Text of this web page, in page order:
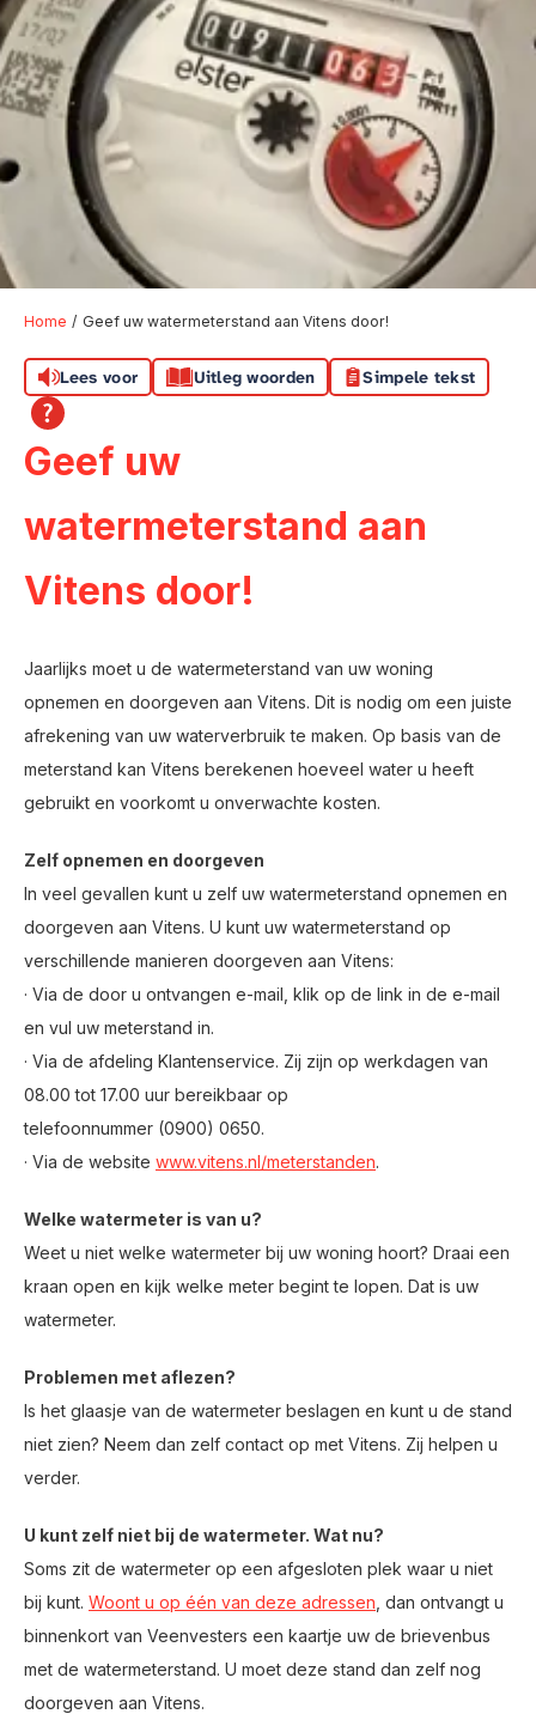
Home Geef uw watermeterstand aan Vitens door!
Lees voor Uitleg woorden Simpele tekst
Geef uw
watermeterstand aan
Vitens door!
Jaarlijks moet u de watermeterstand van uw woning
opnemen en doorgeven aan Vitens. Dit is nodig om een juiste
afrekening van uw waterverbruik te maken. Op basis van de
meterstand kan Vitens berekenen hoeveel water u heeft
gebruikt en voorkomt u onverwachte kosten.
Zelf opnemen en doorgeven
In veel gevallen kunt u zelf uw watermeterstand opnemen en
doorgeven aan Vitens. U kunt uw watermeterstand op
verschillende manieren doorgeven aan Vitens:
· Via de door u ontvangen e-mail, klik op de link in de e-mail
en vul uw meterstand in.
· Via de afdeling Klantenservice. Zij zijn op werkdagen van
08.00 tot 17.00 uur bereikbaar op
telefoonnummer (0900) 0650.
· Via de website www.vitens.nl/meterstanden.
Welke watermeter is van u?
Weet u niet welke watermeter bij uw woning hoort? Draai een
kraan open en kijk welke meter begint te lopen. Dat is uw
watermeter.
Problemen met aflezen?
Is het glaasje van de watermeter beslagen en kunt u de stand
niet zien? Neem dan zelf contact op met Vitens. Zij helpen u
verder.
U kunt zelf niet bij de watermeter. Wat nu?
Soms zit de watermeter op een afgesloten plek waar u niet
bij kunt. Woont u op één van deze adressen , dan ontvangt u
binnenkort van Veenvesters een kaartje uw de brievenbus
met de watermeterstand. U moet deze stand dan zelf nog
doorgeven aan Vitens.